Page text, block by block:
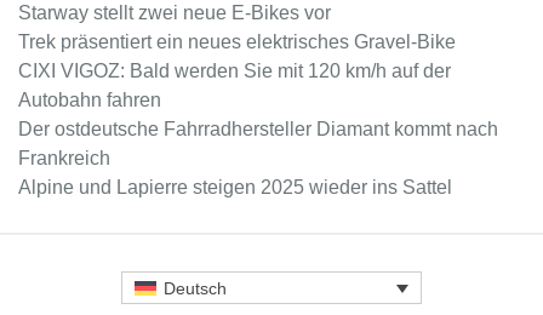
Starway stellt zwei neue E-Bikes vor
Trek präsentiert ein neues elektrisches Gravel-Bike
CIXI VIGOZ: Bald werden Sie mit 120 km/h auf der
Autobahn fahren
Der ostdeutsche Fahrradhersteller Diamant kommt nach
Frankreich
Alpine und Lapierre steigen 2025 wieder ins Sattel
Deutsch